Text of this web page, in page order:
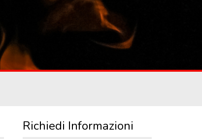
Richiedi Informazioni